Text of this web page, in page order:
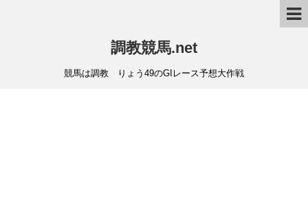
調教競馬.net
競馬は調教 りょう49のGIレース予想大作戦